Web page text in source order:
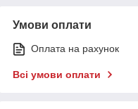
Умови оплати
Оплата на рахунок
Всі умови оплати